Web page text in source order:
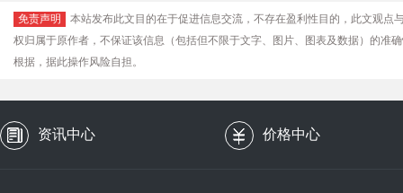
免责声明
本站发布此文目的在于促进信息交流，不存在盈利性目的，此文观
权归属于原作者，不保证该信息（包括但不限于文字、图片、图表及数据）的准
根据，据此操作风险自担。
资讯中心 价格中心